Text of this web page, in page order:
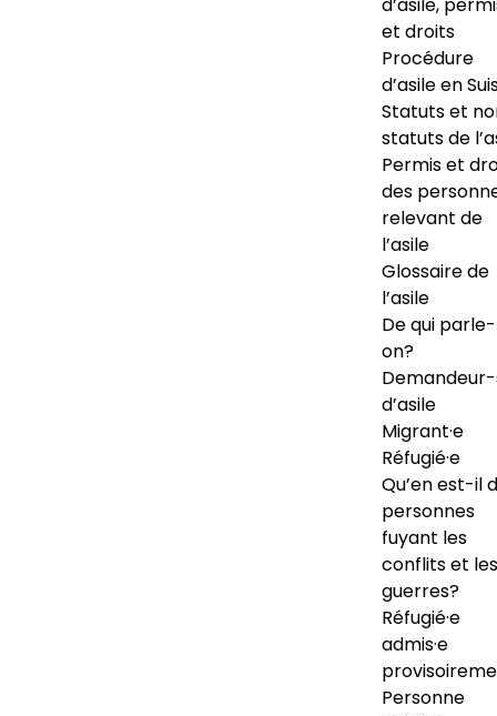
et droits
Procédure
d’asile en
Statuts et
statuts de
Permis et
des
relevant de
l’asile
Glossaire de
l’asile
De qui
on?
d’asile
Migrant·e
Réfugié·e
Qu’en est-il
personnes
fuyant les
conflits et les
guerres?
Réfugié·e
admis·e
Personne